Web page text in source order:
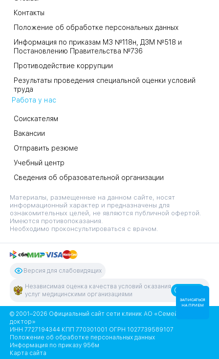
Контакты
Положение об обработке персональных данных
Информация по приказам МЗ №118н, ДЗМ №518 и
Постановлению Правительства №736
Противодействие коррупции
Результаты проведения специальной оценки условий
труда
Работа у нас
Соискателям
Вакансии
Отправить резюме
Учебный центр
Сведения об образовательной организации
Материалы, размещенные на данном сайте, носят
информационный характер и предназначены для
ознакомительных целей, не являются публичной офертой.
Имеются противопоказания.
Необходимо проконсультироваться с врачом.
Версия для слабовидящих
Независимая оценка качества условий оказания
услуг медицинскими организациями
Оценить
© 2001–2026 Официальный сайт сети клиник АО «Семейный
доктор»
ИНН 7727194344 КПП 770301001 ОГРН 1027739589107
Положение об обработке персональных данных
Информация по приказу 956м
Карта сайта
ЗАПИСАТЬСЯ
НА ПРИЕМ